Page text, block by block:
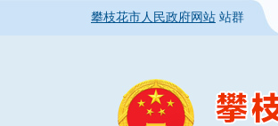
攀枝花市人民政府网站 站群